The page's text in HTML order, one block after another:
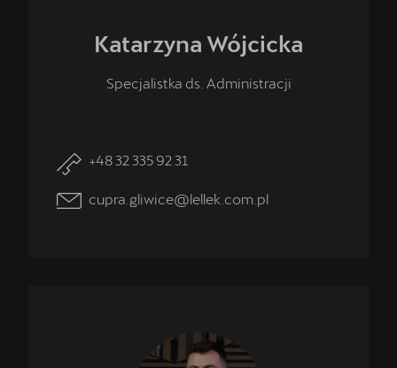
Katarzyna Wójcicka
Specjalistka ds. Administracji
+48 32 335 92 31
cupra.gliwice@lellek.com.pl